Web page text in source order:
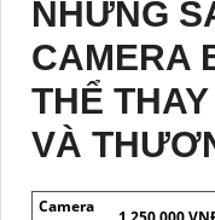
NHỮNG
CAMERA
THỂ
VÀ
Camera